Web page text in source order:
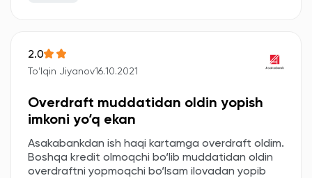
2.0
Toʻlqin Jiyanov16.10.2021
Overdraft muddatidan oldin yopish
imkoni yo‘q ekan
Asakabankdan ish haqi kartamga overdraft oldim.
Boshqa kredit olmoqchi bo‘lib muddatidan oldin
overdraftni yopmoqchi bo‘lsam ilovadan yopib